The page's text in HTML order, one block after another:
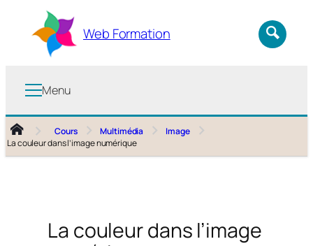
contenu
Web Formation
Menu
Cours Multimédia
Image
La couleur dans l’image numérique
La couleur dans l’image